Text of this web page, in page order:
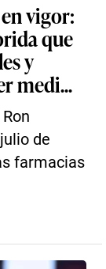
vigor:
que
y
medi...
de
farmacias